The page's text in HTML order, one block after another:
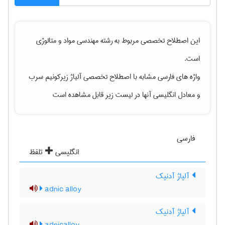
این اصطلاح تخصصی مربوط به رشتهمهندسی مواد و متالوژی
است.
واژه های فارسی مشابه با اصطلاح تخصصیآلیاژ زیرکونیم سرب
و معادل انگلیسی آنها در لیست زیر قابل مشاهده است
فارسی
انگلیسی
تلفظ
آلیاژ آدنیک
adnic alloy
آلیاژ آدنیک